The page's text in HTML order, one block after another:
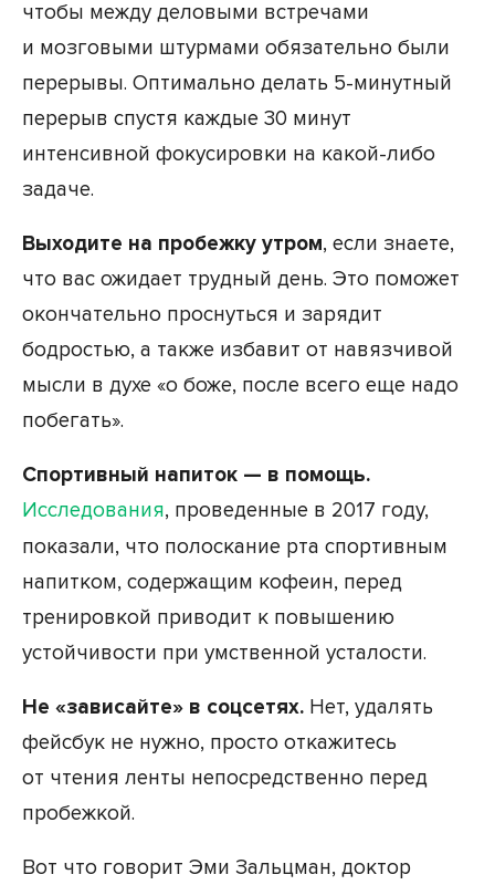
чтобы между деловыми встречами
и мозговыми штурмами обязательно были
перерывы. Оптимально делать 5-минутный
перерыв спустя каждые 30 минут
интенсивной фокусировки на какой-либо
задаче.
Выходите на пробежку утром, если знаете,
что вас ожидает трудный день. Это поможет
окончательно проснуться и зарядит
бодростью, а также избавит от навязчивой
мысли в духе «о боже, после всего еще надо
побегать».
Спортивный напиток — в помощь.
Исследования, проведенные в 2017 году,
показали, что полоскание рта спортивным
напитком, содержащим кофеин, перед
тренировкой приводит к повышению
устойчивости при умственной усталости.
Не «зависайте» в соцсетях. Нет, удалять
фейсбук не нужно, просто откажитесь
от чтения ленты непосредственно перед
пробежкой.
Вот что говорит Эми Зальцман, доктор